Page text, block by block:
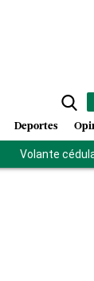
Deportes
Volante